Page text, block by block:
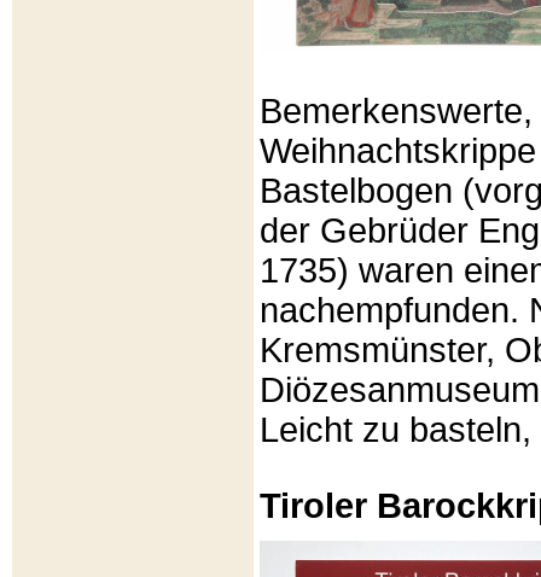
Bastelbogen
der Gebrüder
1735) waren
nachempfunden.
Kremsmünster,
Leicht zu
Tiroler